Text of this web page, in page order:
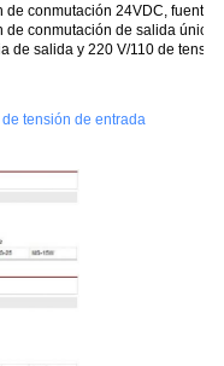
de conmutación 24VDC, fuente
de conmutación de salida única
de salida y 220 V/110 de
tensión de entrada